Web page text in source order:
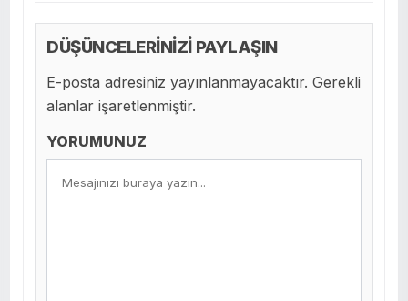
DÜŞÜNCELERİNİZİ PAYLAŞIN
E-posta adresiniz yayınlanmayacaktır. Gerekli
alanlar işaretlenmiştir.
YORUMUNUZ